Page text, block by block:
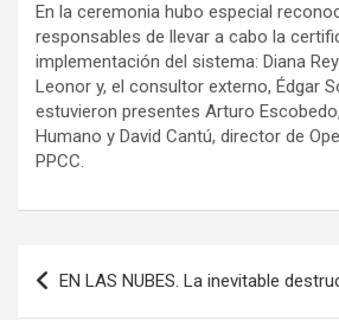
En la ceremonia hubo especial
responsables de llevar a cabo la
implementación del sistema: Diana
Leonor y, el consultor externo, Édgar
estuvieron presentes Arturo
Humano y David Cantú, director de
PPCC.
Navegación
de
EN LAS NUBES. La inevitable